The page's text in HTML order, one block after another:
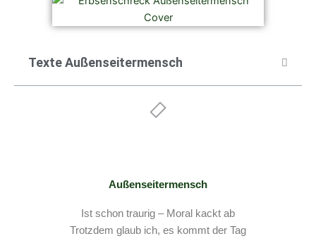
Texte Außenseitermensch
Außenseitermensch
Ist schon traurig – Moral kackt ab
Trotzdem glaub ich, es kommt der Tag